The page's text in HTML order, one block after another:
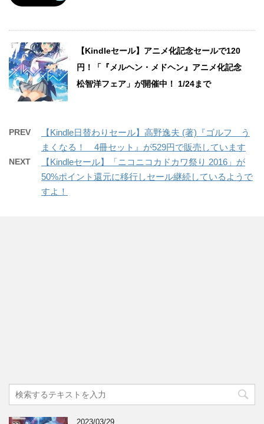
【Kindleセール】アニメ化記念セールで120
円！「『メルヘン・メドヘン』アニメ化記念
松智洋フェア」が開催中！ 1/24まで
PREV
【Kindle日替わりセール】高野逸夫 (著)『ゴルフ う
まくなる！ 4冊セット』が529円で販売しています
NEXT
【Kindleセール】「ニコニコカドカワ祭り 2016」が
50%ポイント還元に移行しセール継続しているようで
すよ！
2023/03/29